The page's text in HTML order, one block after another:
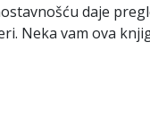
daje
Neka vam ova